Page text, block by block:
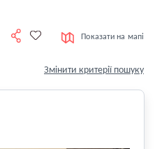
Показати на мапі
Змінити критерії пошуку